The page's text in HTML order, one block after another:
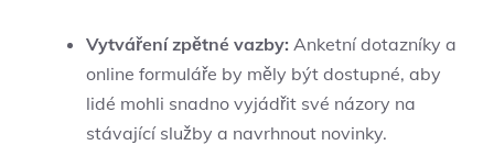
Vytváření zpětné vazby: Anketní dotazníky a
online formuláře by měly být dostupné, aby
lidé mohli snadno vyjádřit své názory na
stávající služby a navrhnout novinky.